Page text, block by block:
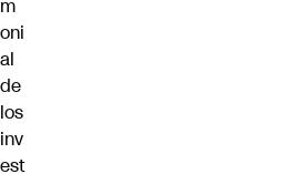
m
oni
al
de
los
inv
est